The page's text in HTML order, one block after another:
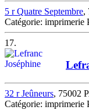
5 r Quatre Septembre,
Catégorie: imprimerie
17.
32 r Jeûneurs, 75002
Catégorie: imprimerie